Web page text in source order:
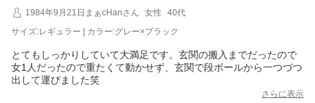
1984年9月21日まぁcHanさん
女性
40代
サイズ:レギュラー | カラー:グレー×ブラック
とてもしっかりしていて大満足です。玄関の搬入までだったので
女1人だったので重たくて動かせず、玄関で段ボールから一つづつ
出して運びました笑
さらに表示